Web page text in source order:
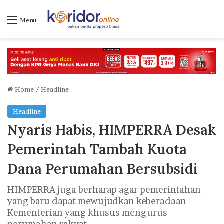
Menu
Home / Headline
Headline
Nyaris Habis, HIMPERRA Desak
Pemerintah Tambah Kuota
Dana Perumahan Bersubsidi
HIMPERRA juga berharap agar pemerintahan
yang baru dapat mewujudkan keberadaan
Kementerian yang khusus mengurus